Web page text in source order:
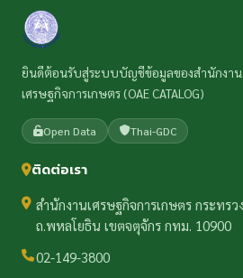
ยินดีต้อนรับสู่ระบบบัญชีข้อมูลของสำนักงาน
เศรษฐกิจการเกษตร (OAE CATALOG)
Open Data Thai-GDC
ติดต่อเรา
สำนักงานเศรษฐกิจการเกษตร กระทร
ถ.พหลโยธิน เขตจตุจักร กทม. 10900
02-149-3800